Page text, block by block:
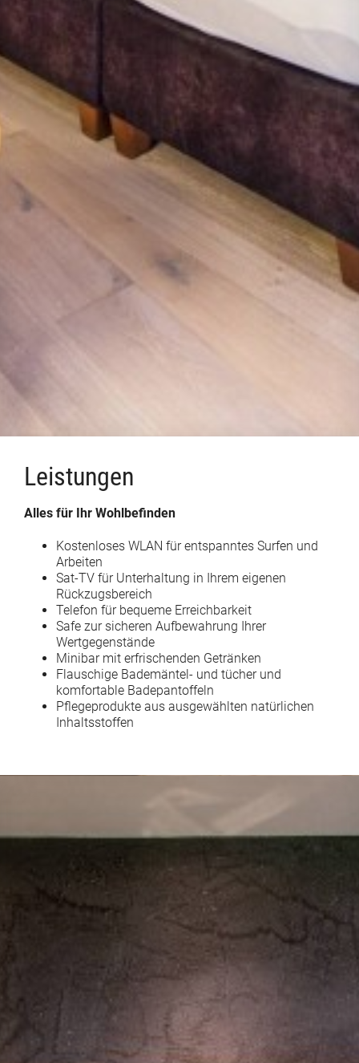
Leistungen
Alles für Ihr Wohlbefinden
Kostenloses WLAN für entspanntes Surfen und
Arbeiten
Sat-TV für Unterhaltung in Ihrem eigenen
Rückzugsbereich
Telefon für bequeme Erreichbarkeit
Safe zur sicheren Aufbewahrung Ihrer
Wertgegenstände
Minibar mit erfrischenden Getränken
Flauschige Bademäntel- und tücher und
komfortable Badepantoffeln
Pflegeprodukte aus ausgewählten natürlichen
Inhaltsstoffen